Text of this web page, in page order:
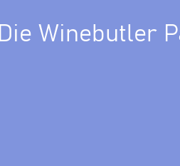
Die Winebutler